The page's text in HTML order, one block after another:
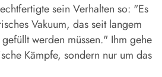
sein Verhalten so: "Es
Vakuum, das seit langem
werden müssen." Ihm gehe
Kämpfe, sondern nur um das